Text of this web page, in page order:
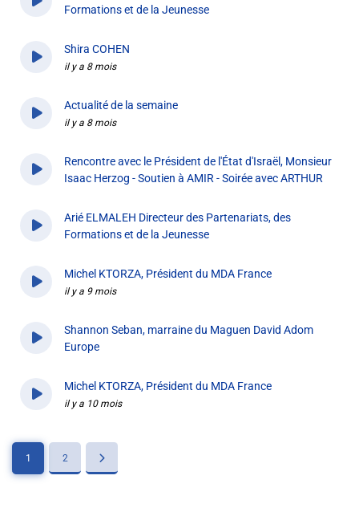
Formations et de la Jeunesse
Shira COHEN
il y a 8 mois
Actualité de la semaine
il y a 8 mois
Rencontre avec le Président de l'État d'Israël, Monsieur
Isaac Herzog - Soutien à AMIR - Soirée avec ARTHUR
Arié ELMALEH Directeur des Partenariats, des
Formations et de la Jeunesse
Michel KTORZA, Président du MDA France
il y a 9 mois
Shannon Seban, marraine du Maguen David Adom
Europe
Michel KTORZA, Président du MDA France
il y a 10 mois
1 2